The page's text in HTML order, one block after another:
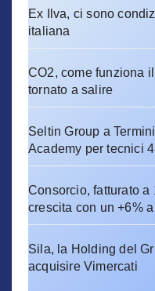
Ex Ilva, ci sono
italiana
CO2, come funziona
tornato a salire
Seltin Group a
Academy per tecnici
Consorcio, fatturato a
crescita con un +6%
Sila, la Holding del
acquisire Vimercati